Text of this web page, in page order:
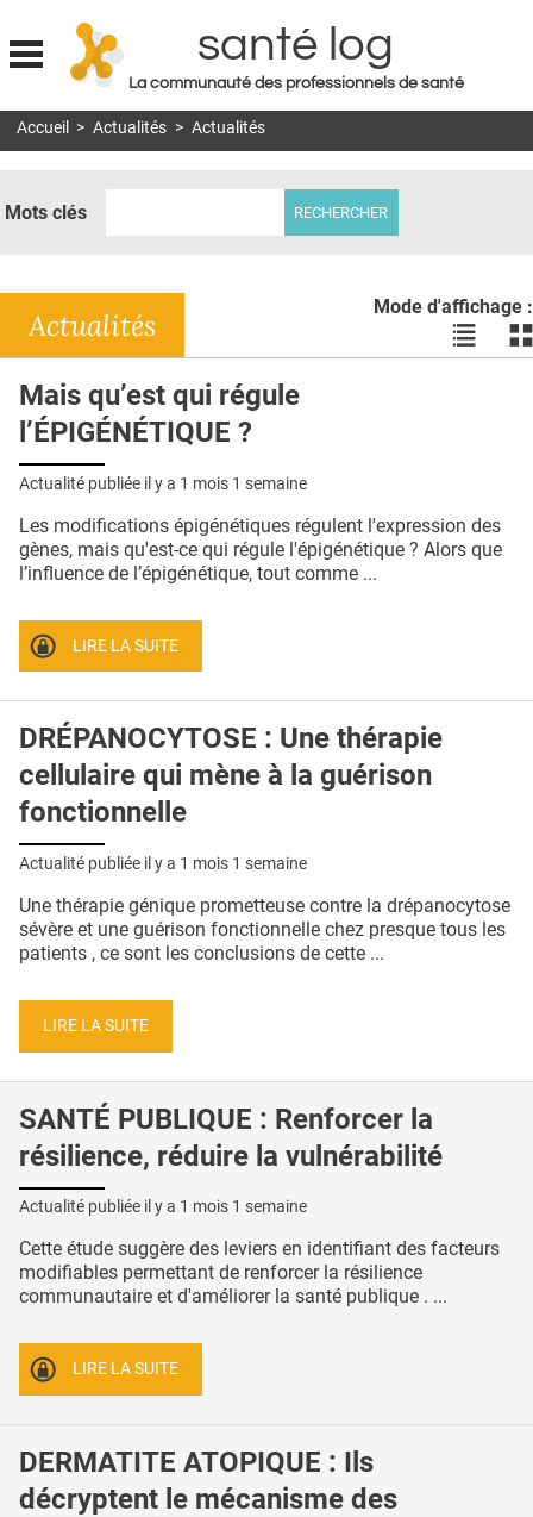
Jump to navigation
santé log
La communauté des professionnels de santé
MON COMPTE
DOSSIERS
RÉSEAUX
E-REVUE SAD
QUI SOMMES-NOUS ?
CONDITIONS GÉNÉRALES
CRÉDITS
Accueil > Actualités > Actualités
Mots clés
Mode d'affichage :
Voir
les
les
Actualités
Mais qu’est qui régule
l’ÉPIGÉNÉTIQUE ?
Actualité publiée il y a 1 mois 1 semaine
Les modifications épigénétiques régulent l'expression des
gènes, mais qu'est-ce qui régule l'épigénétique ? Alors que
l’influence de l’épigénétique, tout comme ...
LIRE LA SUITE
DRÉPANOCYTOSE : Une thérapie
cellulaire qui mène à la guérison
fonctionnelle
Actualité publiée il y a 1 mois 1 semaine
Une thérapie génique prometteuse contre la drépanocytose
sévère et une guérison fonctionnelle chez presque tous les
patients , ce sont les conclusions de cette ...
LIRE LA SUITE
SANTÉ PUBLIQUE : Renforcer la
résilience, réduire la vulnérabilité
Actualité publiée il y a 1 mois 1 semaine
Cette étude suggère des leviers en identifiant des facteurs
modifiables permettant de renforcer la résilience
communautaire et d'améliorer la santé publique . ...
LIRE LA SUITE
DERMATITE ATOPIQUE : Ils
décryptent le mécanisme des